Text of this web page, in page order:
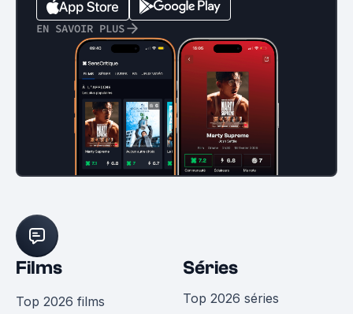
EN SAVOIR PLUS
Films
Top 2026 films
Séries
Top 2026 séries